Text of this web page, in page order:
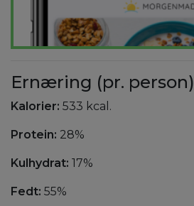
Ernæring (pr. person)
Kalorier: 533 kcal.
Protein: 28%
Kulhydrat: 17%
Fedt: 55%